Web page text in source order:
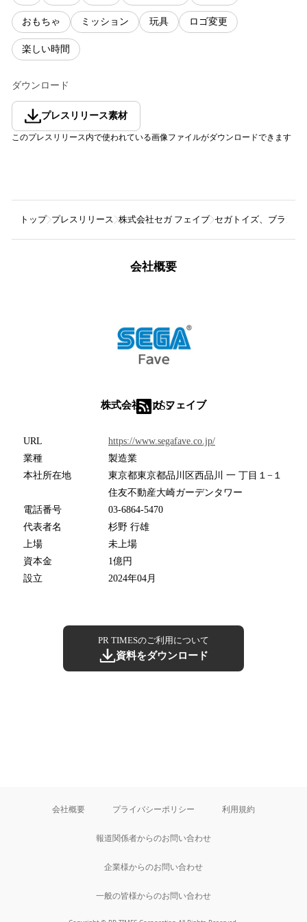
おもちゃ ミッション 玩具 ロゴ変更
楽しい時間
ダウンロード
プレスリリース素材
このプレスリリース内で使われている画像ファイルがダウンロードできます
トップ プレスリリース 株式会社セガ フェイブ セガトイズ、ブラン
会社概要
株式会社セガ フェイブ
RSS
URL
https://www.segafave.co.jp/
業種
製造業
本社所在地
東京都東京都品川区西品川 一 丁目１−１
住友不動産大崎ガーデンタワー
電話番号
03-6864-5470
代表者名
杉野 行雄
上場
未上場
資本金
1億円
設立
2024年04月
PR TIMESのご利用について
資料をダウンロード
会社概要 プライバシーポリシー 利用規約
報道関係者からのお問い合わせ
企業様からのお問い合わせ
一般の皆様からのお問い合わせ